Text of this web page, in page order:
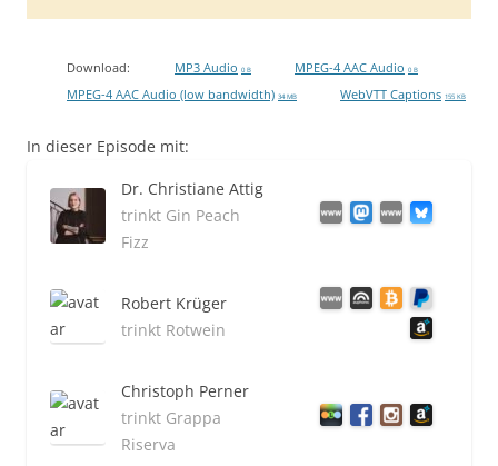
Download: MP3 Audio 0 B MPEG-4 AAC Audio 0 B
MPEG-4 AAC Audio (low bandwidth) 34 MB WebVTT Captions 155 KB
In dieser Episode mit:
Dr. Christiane Attig
trinkt Gin Peach
Fizz
Robert Krüger
trinkt Rotwein
Christoph Perner
trinkt Grappa
Riserva